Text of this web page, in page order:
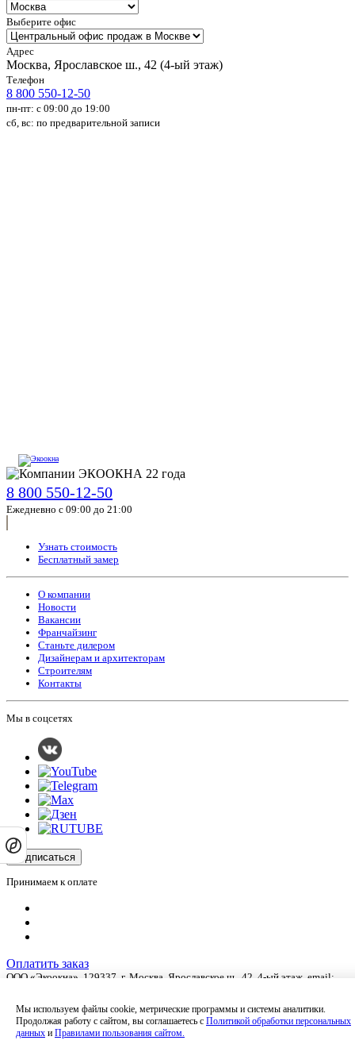
Выберите офис
Адрес
Москва, Ярославское ш., 42 (4-ый этаж)
Телефон
8 800 550-12-50
пн-пт: с 09:00 до 19:00
сб, вс: по предварительной записи
8 800 550-12-50
Ежедневно с 09:00 до 21:00
Узнать стоимость
Бесплатный замер
О компании
Новости
Вакансии
Франчайзинг
Станьте дилером
Дизайнерам и архитекторам
Строителям
Контакты
Мы в соцсетях
Подписаться
Принимаем к оплате
Оплатить заказ
ООО «Экоокна», 129337, г. Москва Ярославское ш., 42 , 4-ый этаж, email:
Оставляя на сайте свои контактные данные, Вы даете согласие на обработку
своих персональных данных в соответствии сполитикой
конфиденциальности .
Сайт не является публичной офертой и носит информационный характер.
Мы используем файлы cookie, метрические программы и системы аналитики.
Продолжая работу с сайтом, вы соглашаетесь с Политикой обработки персональных
данных и Правилами пользования сайтом.